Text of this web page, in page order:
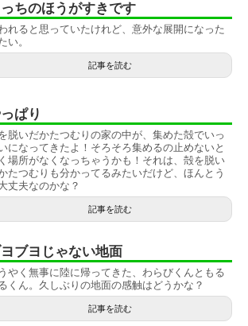
ちのほうがすきです
れると思っていたけれど、意外な展開になった
い。
記事を読む
ぱり
脱いだかたつむりの家の中が、集めた殻でいっ
になってきたよ！そろそろ集めるの止めないと
場所がなくなっちゃうかも！それは、殻を脱い
たつむりも分かってるみたいだけど、ほんとう
丈夫なのかな？
記事を読む
ブヨじゃない地面
やく無事に陸に帰ってきた、わらびくんともる
くん。久しぶりの地面の感触はどうかな？
記事を読む